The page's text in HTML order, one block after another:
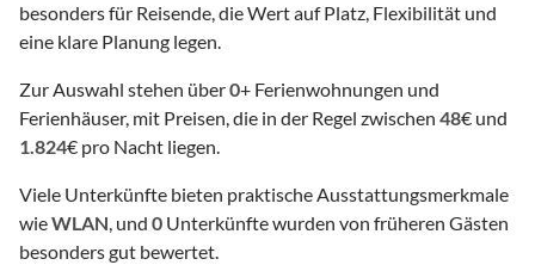
besonders für Reisende, die Wert auf Platz, Flexibilität und
eine klare Planung legen.
Zur Auswahl stehen über0+ Ferienwohnungen und
Ferienhäuser, mit Preisen, die in der Regel zwischen 48€ und
1.824€ pro Nacht liegen.
Viele Unterkünfte bieten praktische Ausstattungsmerkmale
wieWLAN, und 0 Unterkünfte wurden von früheren Gästen
besonders gut bewertet.